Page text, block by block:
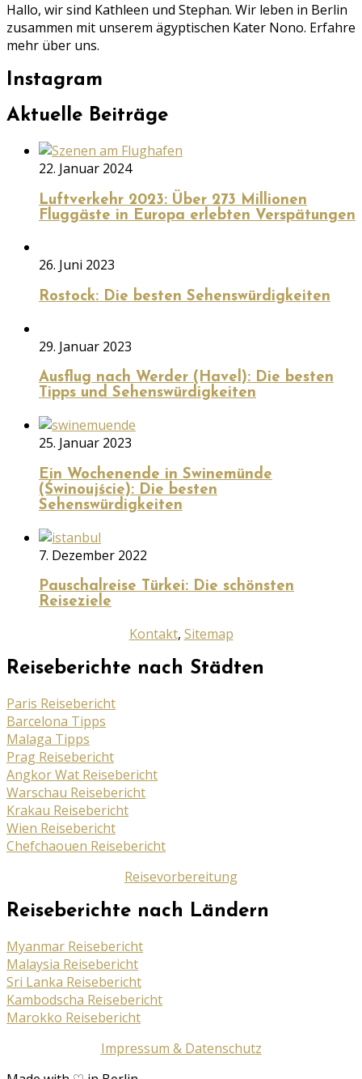
Hallo, wir sind Kathleen und Stephan. Wir leben in Berlin
zusammen mit unserem ägyptischen Kater Nono. Erfahre
mehr über uns.
Instagram
Aktuelle Beiträge
22. Januar 2024
Luftverkehr 2023: Über 273 Millionen
Fluggäste in Europa erlebten Verspätungen
26. Juni 2023
Rostock: Die besten Sehenswürdigkeiten
29. Januar 2023
Ausflug nach Werder (Havel): Die besten
Tipps und Sehenswürdigkeiten
25. Januar 2023
Ein Wochenende in Swinemünde
(Świnoujście): Die besten
Sehenswürdigkeiten
7. Dezember 2022
Pauschalreise Türkei: Die schönsten
Reiseziele
Kontakt, Sitemap
Reiseberichte nach Städten
Paris Reisebericht
Barcelona Tipps
Malaga Tipps
Prag Reisebericht
Angkor Wat Reisebericht
Warschau Reisebericht
Krakau Reisebericht
Wien Reisebericht
Chefchaouen Reisebericht
Reisevorbereitung
Reiseberichte nach Ländern
Myanmar Reisebericht
Malaysia Reisebericht
Sri Lanka Reisebericht
Kambodscha Reisebericht
Marokko Reisebericht
Impressum & Datenschutz